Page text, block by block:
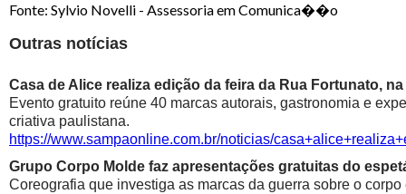
Fonte: Sylvio Novelli - Assessoria em Comunica��o
Outras notícias
Casa de Alice realiza edição da feira da Rua Fortunato,
Evento gratuito reúne 40 marcas autorais, gastronomia e
criativa paulistana.
https://www.sampaonline.com.br/noticias/
Grupo Corpo Molde faz apresentações gratuitas do
Coreografia que investiga as marcas da guerra sobre o